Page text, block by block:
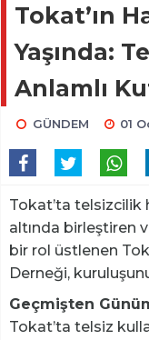
Tokat’ın
Yaşında:
Anlamlı
GÜNDEM 01
Tokat’ta telsizcilik
altında birleştiren
bir rol üstlenen
Derneği,
Geçmişten
Tokat’ta telsiz